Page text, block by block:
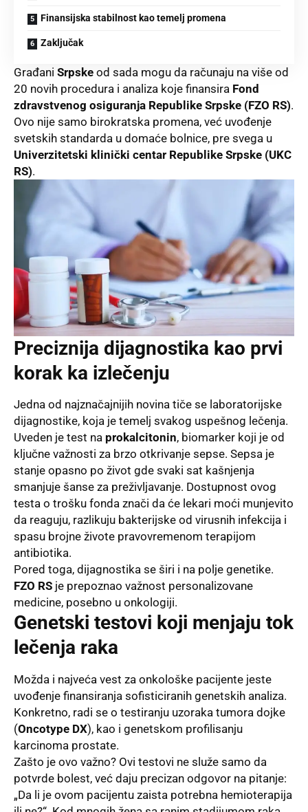
Finansijska stabilnost kao temelj promena
Zaključak
Građani Srpske od sada mogu da računaju na više od
20 novih procedura i analiza koje finansira Fond
zdravstvenog osiguranja Republike Srpske (FZO RS).
Ovo nije samo birokratska promena, već uvođenje
svetskih standarda u domaće bolnice, pre svega u
Univerzitetski klinički centar Republike Srpske (UKC
RS).
Preciznija dijagnostika kao prvi
korak ka izlečenju
Jedna od najznačajnijih novina tiče se laboratorijske
dijagnostike, koja je temelj svakog uspešnog lečenja.
Uveden je test na prokalcitonin, biomarker koji je od
ključne važnosti za brzo otkrivanje sepse. Sepsa je
stanje opasno po život gde svaki sat kašnjenja
smanjuje šanse za preživljavanje. Dostupnost ovog
testa o trošku fonda znači da će lekari moći munjevito
da reaguju, razlikuju bakterijske od virusnih infekcija i
spasu brojne živote pravovremenom terapijom
antibiotika.
Pored toga, dijagnostika se širi i na polje genetike.
FZO RS je prepoznao važnost personalizovane
medicine, posebno u onkologiji.
Genetski testovi koji menjaju tok
lečenja raka
Možda i najveća vest za onkološke pacijente jeste
uvođenje finansiranja sofisticiranih genetskih analiza.
Konkretno, radi se o testiranju uzoraka tumora dojke
(Oncotype DX), kao i genetskom profilisanju
karcinoma prostate.
Zašto je ovo važno? Ovi testovi ne služe samo da
potvrde bolest, već daju precizan odgovor na pitanje:
„Da li je ovom pacijentu zaista potrebna hemioterapija